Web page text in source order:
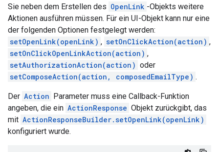
Sie neben dem Erstellen des OpenLink -Objekts weitere
Aktionen ausführen müssen. Für ein UI-Objekt kann nur eine
der folgenden Optionen festgelegt werden:
setOpenLink(openLink) , setOnClickAction(action) ,
setOnClickOpenLinkAction(action) ,
setAuthorizationAction(action) oder
setComposeAction(action, composedEmailType) .
Der Action Parameter muss eine Callback-Funktion
angeben, die ein ActionResponse Objekt zurückgibt, das
mit ActionResponseBuilder.setOpenLink(openLink)
konfiguriert wurde.